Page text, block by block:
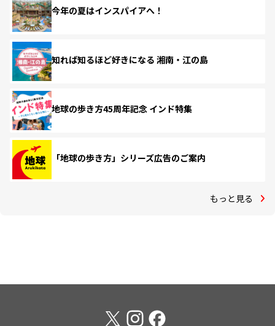
今年の夏はインスパイアへ！
知れば知るほど好きになる 湘南・江の島
地球の歩き方45周年記念 インド特集
「地球の歩き方」シリーズ広告のご案内
もっと見る